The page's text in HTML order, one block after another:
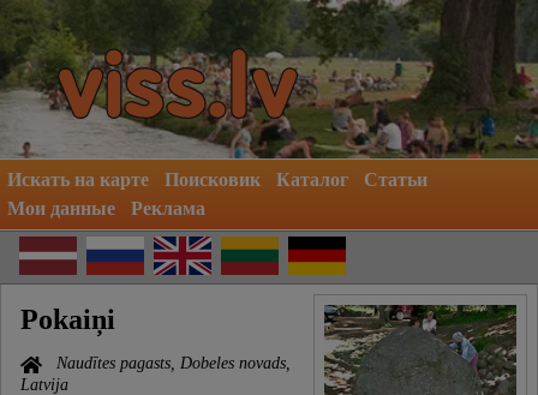
Искать на карте Поисковик Каталог
Статьи
Мои данные
Реклама
Pokaiņi
Naudītes pagasts, Dobeles novads,
Latvija